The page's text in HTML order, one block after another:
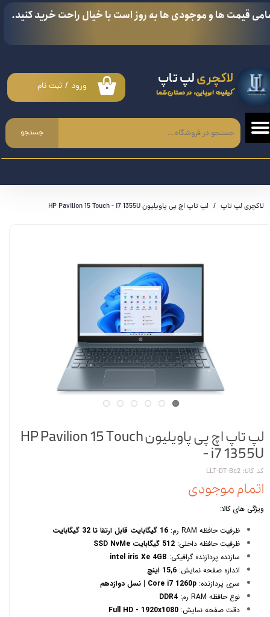
لاکچریلپ تاپ
کیفیت اروپایی، در دستان شما
جستجو
۰ ورود / ثبت نام
حساب کاربری من
سفارشات
خروج از حساب کاربری
قیمت ها و موجودی ها به روز است با خیال راحت خرید کنید.
لاکچری لپ تاپ لپ تاپ اچ پی پاویلیون HP Pavilion 15 Touch - i7 1355U
لپ تاپ اچ پی پاویلیون HP Pavilion 15 Touch
- i7 1355U
کد کالا: LLT-DT-Bc2
اتمام موجودی
ویژگی های کالا:
ظرفیت حافظه RAM رم:
16 گیگابایت قابل ارتقا تا 32 گیگابایت
ظرفیت حافظه داخلی: 512 گیگابایت SSD NvMe
سازنده پردازنده گرافیکی: intel iris Xe 4GB
اندازه صفحه نمایش: 15,6 اینچ
سری پردازنده: Core i7 1260p | نسل دوازدهم
نوع حافظه RAM رم:
DDR4
دقت صفحه نمایش: Full HD - 1920x1080